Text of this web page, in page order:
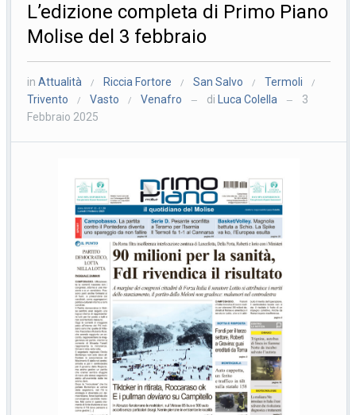
L’edizione completa di Primo Piano
Molise del 3 febbraio
inAttualità / Riccia Fortore / San Salvo / Termoli /
Trivento / Vasto / Venafro — di Luca Colella —
3
Febbraio 2025